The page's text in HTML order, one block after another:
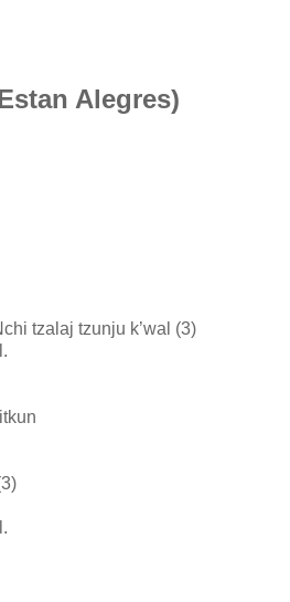
Alegres)
tzalaj tzunju k’wal (3)